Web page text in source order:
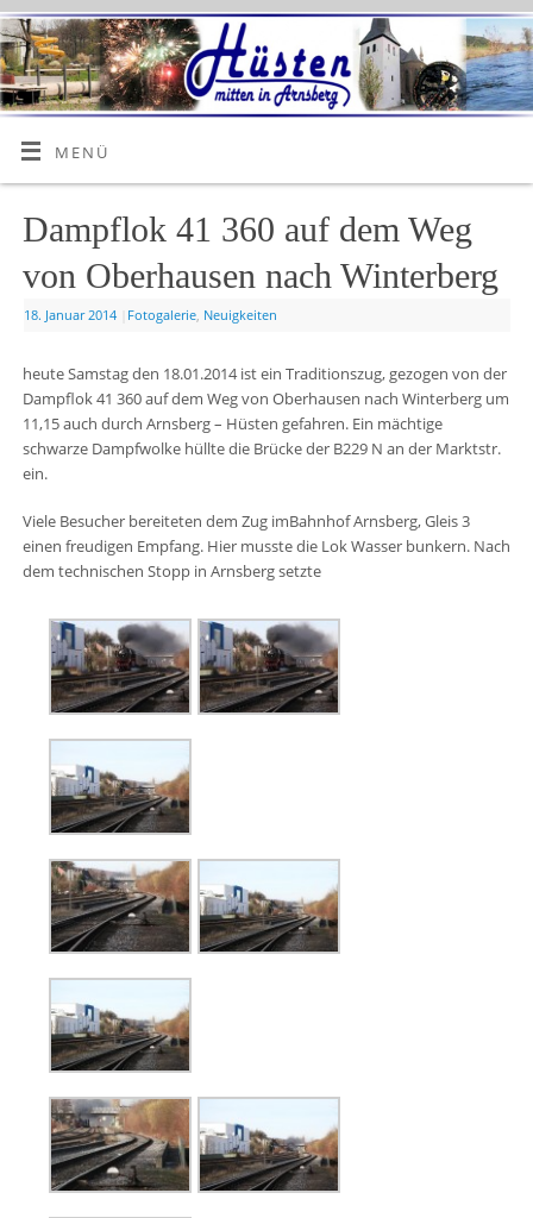
MENÜ
Dampflok 41 360 auf dem Weg
von Oberhausen nach Winterberg
18. Januar 2014 Fotogalerie, Neuigkeiten
heute Samstag den 18.01.2014 ist ein Traditionszug, gezogen von der
Dampflok 41 360 auf dem Weg von Oberhausen nach Winterberg um
11,15 auch durch Arnsberg – Hüsten gefahren. Ein mächtige
schwarze Dampfwolke hüllte die Brücke der B229 N an der Marktstr.
ein.
Viele Besucher bereiteten dem Zug imBahnhof Arnsberg, Gleis 3
einen freudigen Empfang. Hier musste die Lok Wasser bunkern. Nach
dem technischen Stopp in Arnsberg setzte